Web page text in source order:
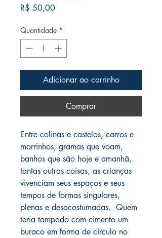
R$ 50,00Preço
Quantidade *
Adicionar ao carrinho
Comprar
Entre colinas e castelos, carros e
morrinhos, gramas que voam,
banhos que são hoje e amanhã,
tantas outras coisas, as crianças
vivenciam seus espaços e seus
tempos de formas singulares,
plenas e desacostumadas. Quem
teria tampado com cimento um
buraco em forma de círculo no